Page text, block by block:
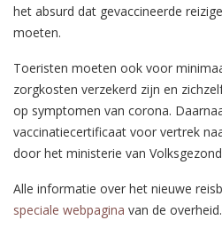
het absurd dat gevaccineerde
moeten.
Toeristen moeten ook voor
zorgkosten verzekerd zijn en
op symptomen van corona.
vaccinatiecertificaat voor vertrek
door het ministerie van
Alle informatie over het nieuwe
speciale webpagina van de overheid.